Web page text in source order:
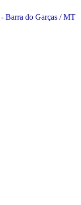
Barra do Garças / MT